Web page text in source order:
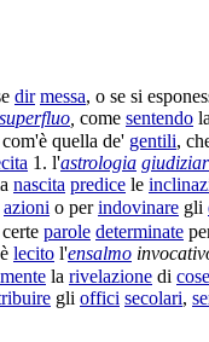
dir messa, o se si
superfluo come sentendo la
com'è quella de' gentili,
1. l'astrologia
nascita predice le
azioni o perindovinare gli
parole determinate
è lecito l'ensalmo
la rivelazione di cose
gli offici secolari,